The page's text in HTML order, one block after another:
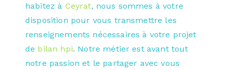
habitez à Ceyrat, nous sommes à votre
disposition pour vous transmettre les
renseignements nécessaires à votre projet
de bilan hpi. Notre métier est avant tout
notre passion et le partager avec vous